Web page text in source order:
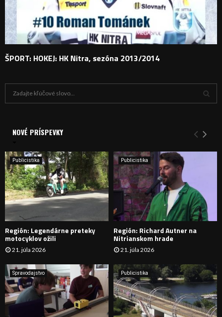
ŠPORT: HOKEJ: HK Nitra, sezóna 2013/2014
i
e
:
Y
H
D
A
N
I
NOVÉ PRÍSPEVKY
Publicistika
Región: Legendárne preteky
motocyklov ožili
21. júla 2026
Publicistika
Región: Richard Autner na
Nitrianskom hrade
21. júla 2026
Spravodajstvo Publicistika